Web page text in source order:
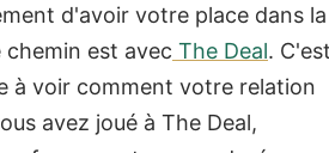
d'avoir votre place dans la
est avec The Deal.
à voir comment votre relation
avez joué à The Deal,